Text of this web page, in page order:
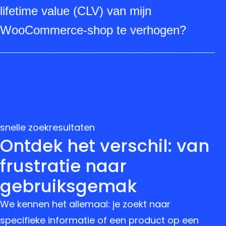
velden of dubbele events.
productgegevens, orderstatus,
winkelwageninhoud en opt‑in status. Deze
lifetime value (CLV) van mijn
WooCommerce‑shop te verhogen?
retentie en gemiddelde orderwaarde.
snelle zoekresultaten
Ontdek het verschil: van
frustratie naar
gebruiksgemak
We kennen het allemaal: je zoekt naar
specifieke informatie of een product op een